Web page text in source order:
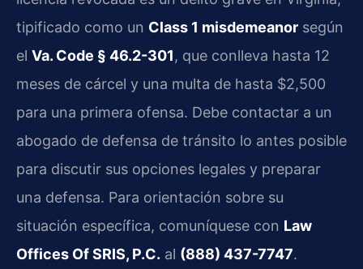
tipificado como un Class 1 misdemeanor según
el Va. Code § 46.2-301, que conlleva hasta 12
meses de cárcel y una multa de hasta $2,500
para una primera ofensa. Debe contactar a un
abogado de defensa de tránsito lo antes posible
para discutir sus opciones legales y preparar
una defensa. Para orientación sobre su
situación específica, comuníquese con Law
Offices Of SRIS, P.C. al (888) 437-7747.